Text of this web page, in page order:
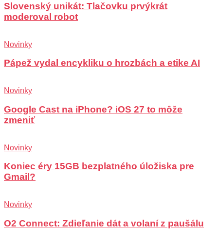
Slovenský unikát: Tlačovku prvýkrát
moderoval robot
Novinky
Pápež vydal encykliku o hrozbách a etike AI
Novinky
Google Cast na iPhone? iOS 27 to môže
zmeniť
Novinky
Koniec éry 15GB bezplatného úložiska pre
Gmail?
Novinky
O2 Connect: Zdieľanie dát a volaní z paušálu